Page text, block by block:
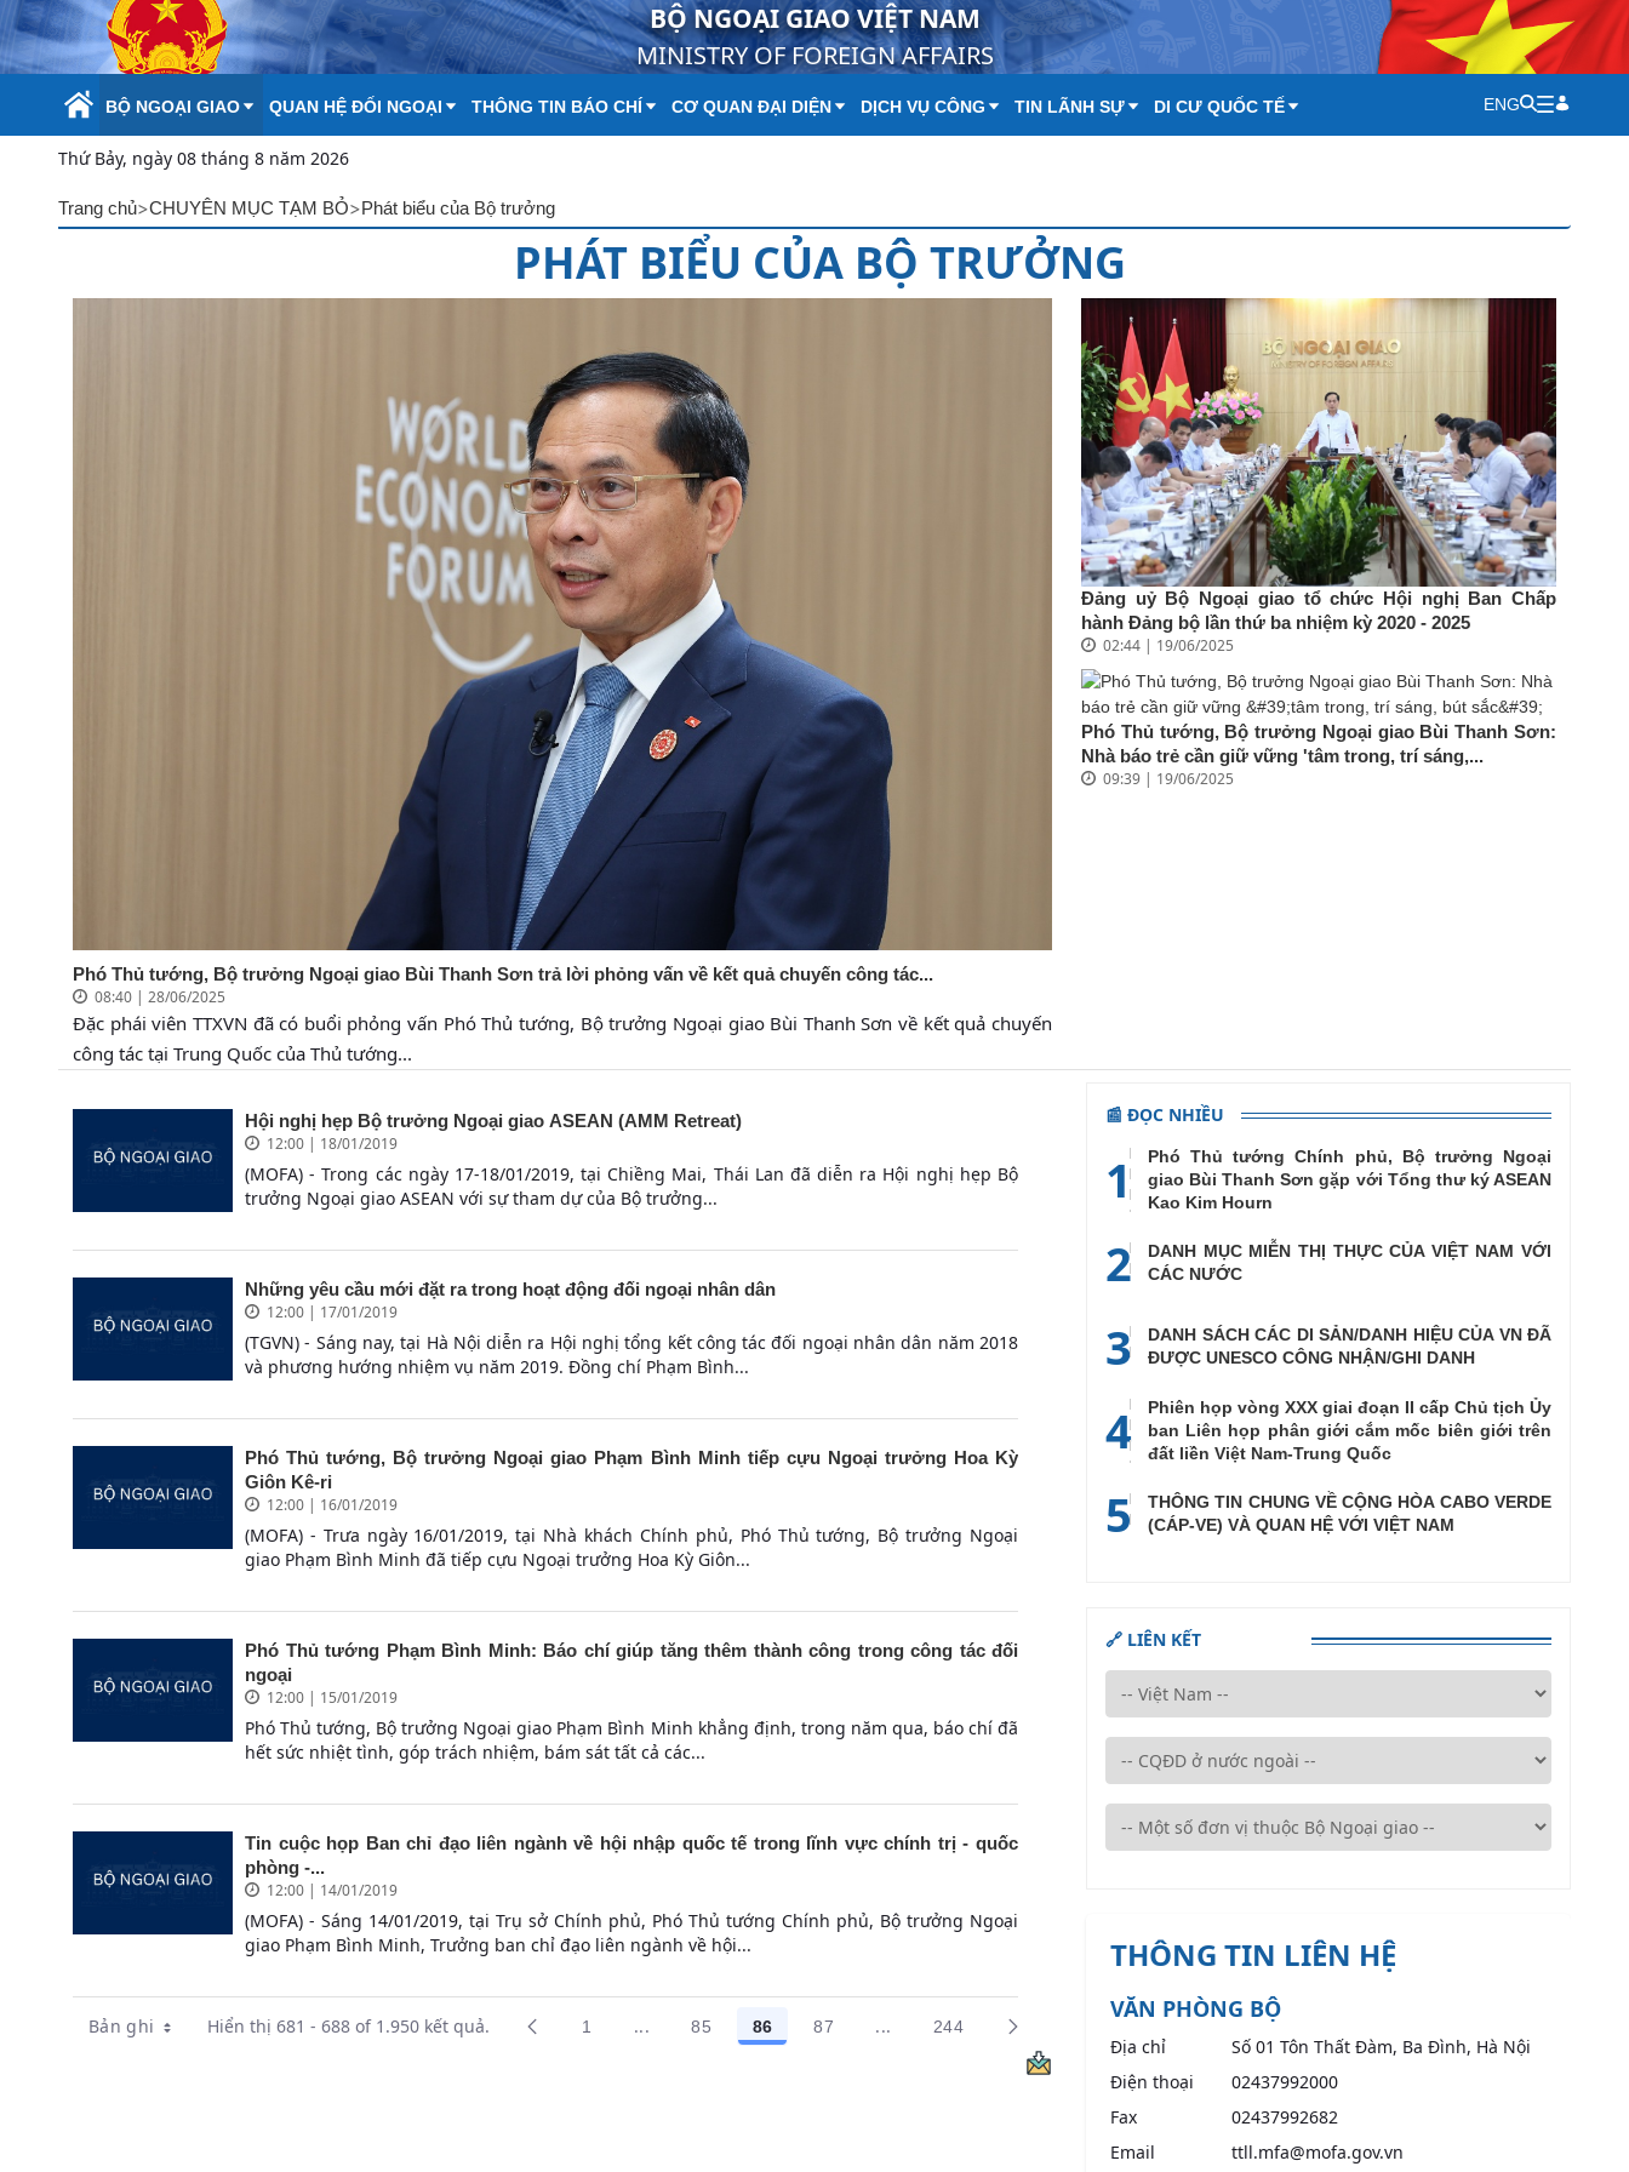
Skip to Main Content BỘ NGOẠI GIAO VIỆT NAM
MINISTRY OF FOREIGN AFFAIRS
BỘ NGOẠI GIAO QUAN HỆ ĐỐI NGOẠI THÔNG TIN BÁO CHÍ CƠ QUAN ĐẠI DIỆN DỊCH VỤ CÔNG TIN LÃNH SỰ DI CƯ QUỐC TẾ ENG
Thứ Bảy, ngày 08 tháng 8 năm 2026
Trang chủ>CHUYÊN MỤC TẠM BỎ>Phát biểu của Bộ trưởng
PHÁT BIỂU CỦA BỘ TRƯỞNG
Phó Thủ tướng, Bộ trưởng Ngoại giao Bùi Thanh Sơn trả lời phỏng vấn về kết quả chuyến công tác...
08:40 | 28/06/2025
Đặc phái viên TTXVN đã có buổi phỏng vấn Phó Thủ tướng, Bộ trưởng Ngoại giao Bùi Thanh Sơn về kết quả chuyến
công tác tại Trung Quốc của Thủ tướng...
Đảng uỷ Bộ Ngoại giao tổ chức Hội nghị Ban Chấp
hành Đảng bộ lần thứ ba nhiệm kỳ 2020 - 2025
02:44 | 19/06/2025
Phó Thủ tướng, Bộ trưởng Ngoại giao Bùi Thanh Sơn:
Nhà báo trẻ cần giữ vững 'tâm trong, trí sáng,...
09:39 | 19/06/2025
Hội nghị hẹp Bộ trưởng Ngoại giao ASEAN (AMM Retreat)
12:00 | 18/01/2019
(MOFA) - Trong các ngày 17-18/01/2019, tại Chiềng Mai, Thái Lan đã diễn ra Hội nghị hẹp Bộ
trưởng Ngoại giao ASEAN với sự tham dự của Bộ trưởng...
Những yêu cầu mới đặt ra trong hoạt động đối ngoại nhân dân
12:00 | 17/01/2019
(TGVN) - Sáng nay, tại Hà Nội diễn ra Hội nghị tổng kết công tác đối ngoại nhân dân năm 2018
và phương hướng nhiệm vụ năm 2019. Đồng chí Phạm Bình...
Phó Thủ tướng, Bộ trưởng Ngoại giao Phạm Bình Minh tiếp cựu Ngoại trưởng Hoa Kỳ
Giôn Kê-ri
12:00 | 16/01/2019
(MOFA) - Trưa ngày 16/01/2019, tại Nhà khách Chính phủ, Phó Thủ tướng, Bộ trưởng Ngoại
giao Phạm Bình Minh đã tiếp cựu Ngoại trưởng Hoa Kỳ Giôn...
Phó Thủ tướng Phạm Bình Minh: Báo chí giúp tăng thêm thành công trong công tác đối
ngoại
12:00 | 15/01/2019
Phó Thủ tướng, Bộ trưởng Ngoại giao Phạm Bình Minh khẳng định, trong năm qua, báo chí đã
hết sức nhiệt tình, góp trách nhiệm, bám sát tất cả các...
Tin cuộc họp Ban chỉ đạo liên ngành về hội nhập quốc tế trong lĩnh vực chính trị - quốc
phòng -...
12:00 | 14/01/2019
(MOFA) - Sáng 14/01/2019, tại Trụ sở Chính phủ, Phó Thủ tướng Chính phủ, Bộ trưởng Ngoại
giao Phạm Bình Minh, Trưởng ban chỉ đạo liên ngành về hội...
Bản ghi Hiển thị 681 - 688 of 1.950 kết quả. Các trang trên cổng
1 ...Trang trung gian Use TAB to navigate.
Các trang trên cổng
85 Các trang trên cổng
86 Các trang trên cổng
87 ...Trang trung gian Use TAB to navigate.
Các trang trên cổng
244
📰 ĐỌC NHIỀU
1
Phó Thủ tướng Chính phủ, Bộ trưởng Ngoại
giao Bùi Thanh Sơn gặp với Tổng thư ký ASEAN
Kao Kim Hourn
2
DANH MỤC MIỄN THỊ THỰC CỦA VIỆT NAM VỚI
CÁC NƯỚC
3
DANH SÁCH CÁC DI SẢN/DANH HIỆU CỦA VN ĐÃ
ĐƯỢC UNESCO CÔNG NHẬN/GHI DANH
4
Phiên họp vòng XXX giai đoạn II cấp Chủ tịch Ủy
ban Liên họp phân giới cắm mốc biên giới trên
đất liền Việt Nam-Trung Quốc
5
THÔNG TIN CHUNG VỀ CỘNG HÒA CABO VERDE
(CÁP-VE) VÀ QUAN HỆ VỚI VIỆT NAM
🔗 LIÊN KẾT
THÔNG TIN LIÊN HỆ
VĂN PHÒNG BỘ
Địa chỉ
Số 01 Tôn Thất Đàm, Ba Đình, Hà Nội
Điện thoại
02437992000
Fax
02437992682
Email
ttll.mfa@mofa.gov.vn